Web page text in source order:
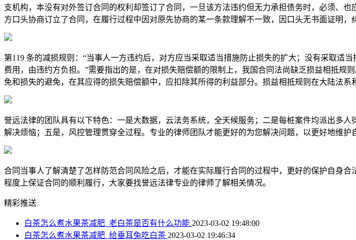
支机构，本没有对外签订合同的权利却签订了合同，一旦该方法违约但无力承担债务时，必须、
方口头协商订立了合同，在履行过程中因对原先协商的某一条款理解不一致，因口头无书面证明，
第119 条的减损规则：“当事人一方违约后，对方应当采取适当措施防止损失的扩大；没有采取适
费用，由违约方负担。”需要指出的是，在对损失赔偿额的限制上，我国合同法尚缺乏损益相抵
免和损失的避免，在其应得的损失赔偿额中，应扣除其所得的利益部分。损益相抵规则在大陆法
誉远法律的团队具有以下特色：一是大数据，云法务系统，全天候服务；二是每桩案件均派出多
解决烦恼；五是，风控管理贯穿全过程。专业的律师团队才能更好的为您解决问题，以更好地维护
合同当事人了解清楚了怎样防范合同风险之后，才能在实际履行合同的过程中，更好的保护自身
程度上保证合同的顺利履行，大家要找誉远法律专业的律师了解相关情况。
精彩推送
白茶怎么煮水果茶减肥_老白茶是否有什么功能 2023-03-02 19:48:00
白茶怎么煮水果茶减肥_给垂耳兔吃白茶 2023-03-02 19:46:34